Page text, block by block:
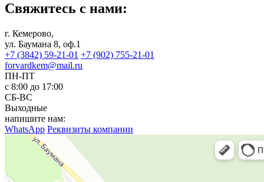
Свяжитесь с нами:
г. Кемерово,
ул. Баумана 8, оф.1
+7 (3842) 59-21-01 +7 (902) 755-21-01
forvardkem@mail.ru
ПН-ПТ
с 8:00 до 17:00
СБ-ВС
Выходные
напишите нам:
WhatsApp Реквизиты компании